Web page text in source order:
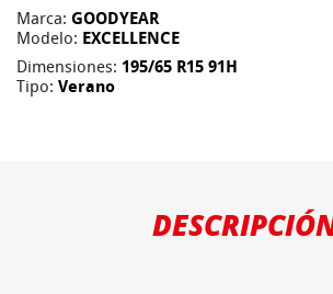
Marca: GOODYEAR
Modelo: EXCELLENCE
Dimensiones: 195/65 R15 91H
Tipo: Verano